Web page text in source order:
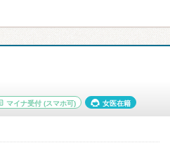
マイナ受付 (スマホ可) 女医在籍